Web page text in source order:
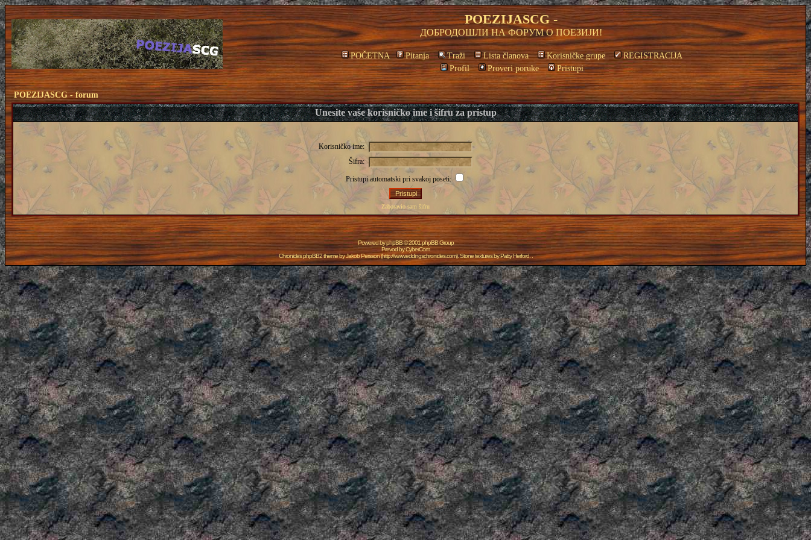
POEZIJASCG -
ДОБРОДОШЛИ НА ФОРУМ О ПОЕЗИЈИ!
POČETNA Pitanja Traži Lista članova Korisničke grupe
REGISTRACIJA
Profil
Proveri poruke Pristupi
POEZIJASCG - forum
Unesite vaše korisničko ime i šifru za pristup
Korisničko ime:
Šifra:
Pristupi automatski pri svakoj poseti:
Zaboravio sam šifru
Powered byphpBB© 2001 phpBB Group
Prevod byCyberCom
Chronicles phpBB2 theme byJakob Persson(http://www.eddingschronicles.com). Stone textures byPatty Herford. .